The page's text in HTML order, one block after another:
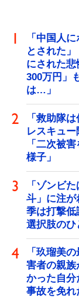
「中国人
とされた
にされた
300万円」
は…」
「救助隊
レスキュ
「二次被
様子」
「ゾンビ
斗」に注
季は打撃
選択肢のひ
「玖瑠美
害者の親
かった自
事故を免れ